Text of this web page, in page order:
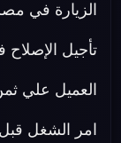
الزيارة في
تأجيل
العميل علي
امر الشغل